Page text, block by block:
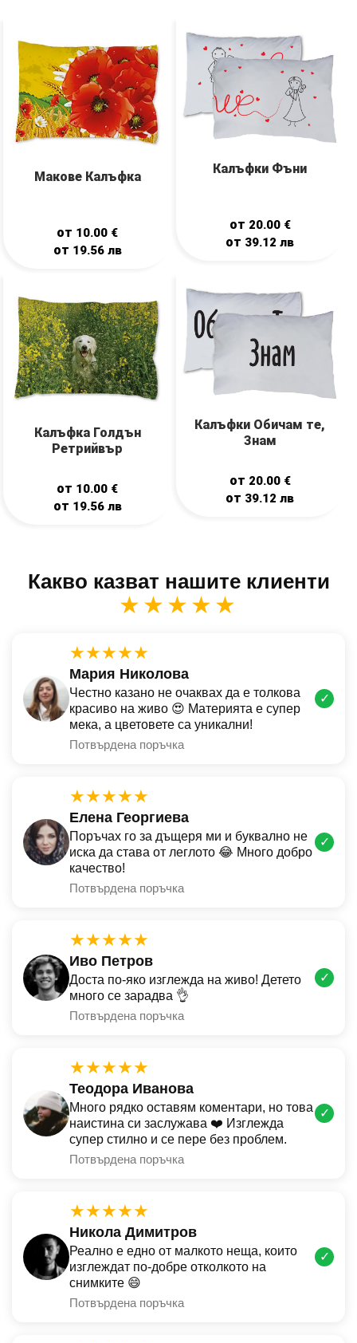
Макове Калъфка
от 10.00 €
от 19.56 лв
Калъфки Фъни
от 20.00 €
от 39.12лв
Калъфка Голдън
Ретрийвър
от 10.00 €
от 19.56 лв
Калъфки Обичам те,
Знам
от 20.00 €
от 39.12лв
Какво казват нашите клиенти
★★★★★
★★★★★
Мария Николова
Честно казано не очаквах да е толкова
красиво на живо 😍 Материята е супер
мека, а цветовете са уникални!
Потвърдена поръчка
✓
★★★★★
Елена Георгиева
Поръчах го за дъщеря ми и буквално не
иска да става от леглото 😂 Много добро
качество!
Потвърдена поръчка
✓
★★★★★
Иво Петров
Доста по-яко изглежда на живо! Детето
много се зарадва 👌
Потвърдена поръчка
✓
★★★★★
Теодора Иванова
Много рядко оставям коментари, но това
наистина си заслужава ❤️ Изглежда
супер стилно и се пере без проблем.
Потвърдена поръчка
✓
★★★★★
Никола Димитров
Реално е едно от малкото неща, които
изглеждат по-добре отколкото на
снимките 😄
Потвърдена поръчка
✓